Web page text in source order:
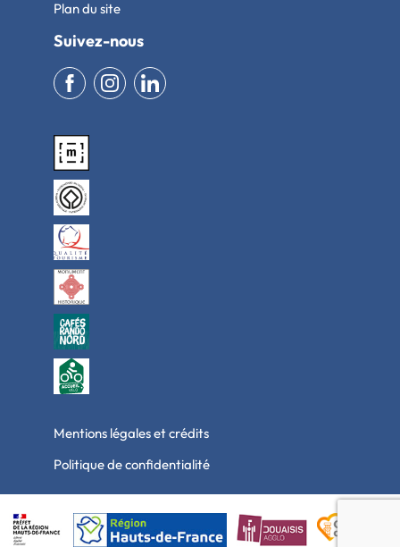
Plan du site
Suivez-nous
Mentions légales et crédits
Politique de confidentialité